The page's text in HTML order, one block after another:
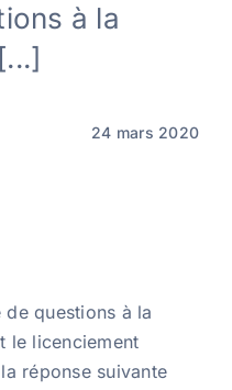
à la
24 mars 2020
questions à la
le licenciement
réponse suivante